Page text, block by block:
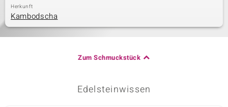
Herkunft
Kambodscha
Zum Schmuckstück
Edelsteinwissen